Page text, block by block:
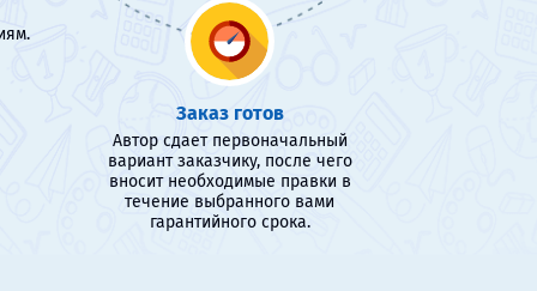
Заказ готов
Автор сдает первоначальный
вариант заказчику, после чего
вносит необходимые правки в
течение выбранного вами
гарантийного срока.